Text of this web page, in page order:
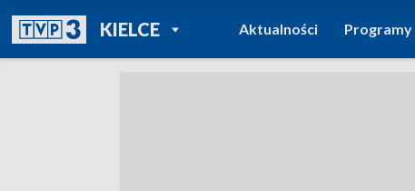
KIELCEPOWRÓT DO
TVP REGIONY
Aktualności Programy